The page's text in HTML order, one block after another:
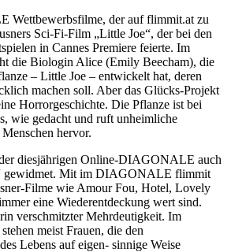
Wettbewerbsfilme, der auf flimmit.at zu
Sci-Fi-Film „Little Joe“, der bei den
in Cannes Premiere feierte. Im
die Biologin Alice (Emily Beecham), die
– Little Joe – entwickelt hat, deren
machen soll. Aber das Glücks-Projekt
Horrorgeschichte. Die Pflanze ist bei
wie gedacht und ruft unheimliche
hervor.
diesjährigen Online-DIAGONALE auch
gewidmet. Mit im DIAGONALE flimmit
Filme wie Amour Fou, Hotel, Lovely
eine Wiederentdeckung wert sind.
verschmitzter Mehrdeutigkeit. Im
meist Frauen, die den
Lebens auf eigen- sinnige Weise